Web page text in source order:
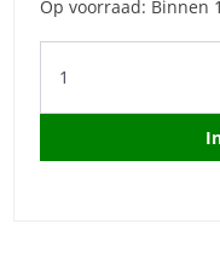
Op voorraad: Binnen
Vloerkleed